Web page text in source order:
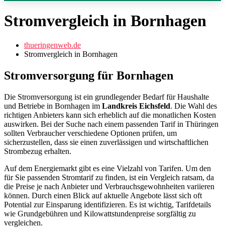
Stromvergleich in Bornhagen
thueringenweb.de
Stromvergleich in Bornhagen
Stromversorgung für Bornhagen
Die Stromversorgung ist ein grundlegender Bedarf für Haushalte
und Betriebe in Bornhagen im Landkreis Eichsfeld. Die Wahl des
richtigen Anbieters kann sich erheblich auf die monatlichen Kosten
auswirken. Bei der Suche nach einem passenden Tarif in Thüringen
sollten Verbraucher verschiedene Optionen prüfen, um
sicherzustellen, dass sie einen zuverlässigen und wirtschaftlichen
Strombezug erhalten.
Auf dem Energiemarkt gibt es eine Vielzahl von Tarifen. Um den
für Sie passenden Stromtarif zu finden, ist ein Vergleich ratsam, da
die Preise je nach Anbieter und Verbrauchsgewohnheiten variieren
können. Durch einen Blick auf aktuelle Angebote lässt sich oft
Potential zur Einsparung identifizieren. Es ist wichtig, Tarifdetails
wie Grundgebühren und Kilowattstundenpreise sorgfältig zu
vergleichen.